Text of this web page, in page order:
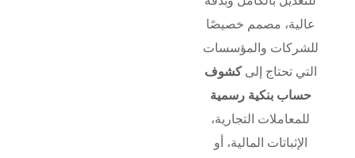
عالية، مصمم خصيصًا
للشركات والمؤسسات
التي تحتاج إلىكشوف
حساب بنكية رسمية
للمعاملات التجارية،
الإثباتات المالية، أو